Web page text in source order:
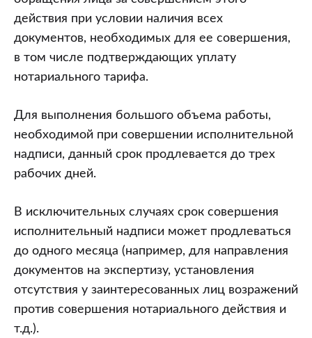
действия при условии наличия всех
документов, необходимых для ее совершения,
в том числе подтверждающих уплату
нотариального тарифа.
Для выполнения большого объема работы,
необходимой при совершении исполнительной
надписи, данный срок продлевается до трех
рабочих дней.
В исключительных случаях срок совершения
исполнительный надписи может продлеваться
до одного месяца (например, для направления
документов на экспертизу, установления
отсутствия у заинтересованных лиц возражений
против совершения нотариального действия и
т.д.).